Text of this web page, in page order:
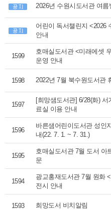
2026년 수원시도서관 여름
어린이 독서챌린지 <2026
안내
1599
호매실도서관 <미래에셋
운영 안내
1598 2022년 7월 북수원도서관
1597
[희망샘도서관] 6/28(화)
료실 이용 안내
1596
바른샘어린이도서관 성인
내(22. 7. 1. ~ 7. 31.)
1595
호매실도서관 7월 도서 아
문
1594
광교홍재도서관 7월 원화
전시 안내
1593 희망도서 비치알림